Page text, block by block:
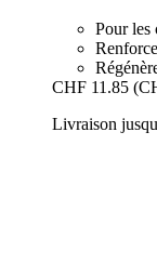
Pour les
CHF 11.85
Livraison